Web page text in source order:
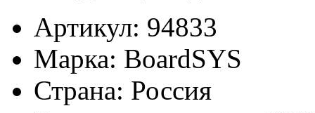
Артикул: 94833
Марка: BoardSYS
Страна: Россия